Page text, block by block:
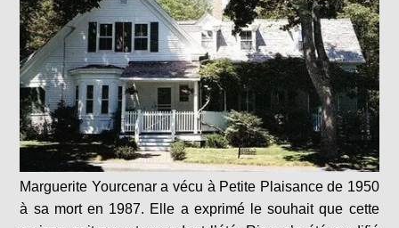
Marguerite Yourcenar a vécu à Petite Plaisance de 1950
à sa mort en 1987. Elle a exprimé le souhait que cette